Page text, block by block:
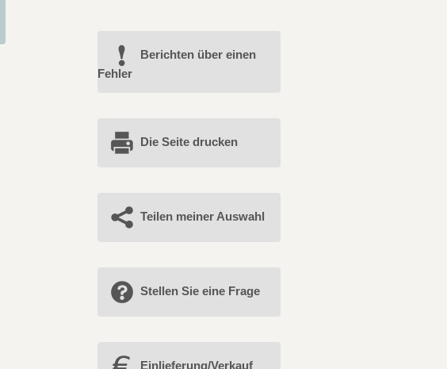
Berichten über einen
Fehler
Die Seite drucken
Teilen meiner Auswahl
Stellen Sie eine Frage
Einlieferung/Verkauf